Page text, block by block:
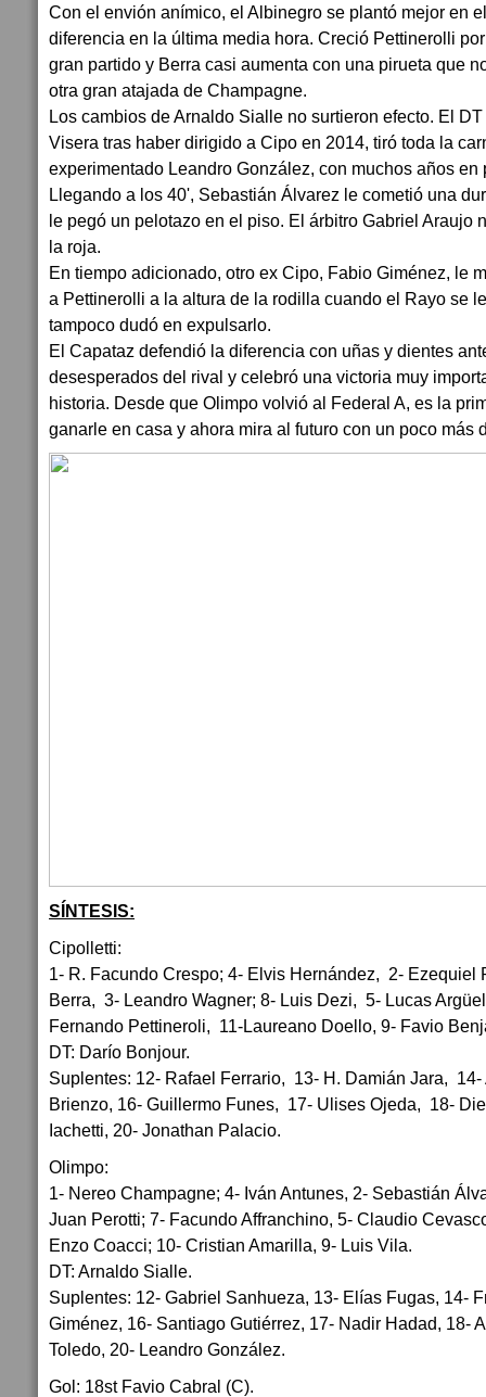
Con el envión anímico, el Albinegro se plantó mejor en
diferencia en la última media hora. Creció Pettinerolli
gran partido y Berra casi aumenta con una pirueta que
otra gran atajada de Champagne.
Los cambios de Arnaldo Sialle no surtieron efecto. El
Visera tras haber dirigido a Cipo en 2014, tiró toda la
experimentado Leandro González, con muchos años en
Llegando a los 40', Sebastián Álvarez le cometió una
le pegó un pelotazo en el piso. El árbitro Gabriel Araujo
la roja.
En tiempo adicionado, otro ex Cipo, Fabio Giménez, le
a Pettinerolli a la altura de la rodilla cuando el Rayo se
tampoco dudó en expulsarlo.
El Capataz defendió la diferencia con uñas y dientes
desesperados del rival y celebró una victoria muy
historia. Desde que Olimpo volvió al Federal A, es la
ganarle en casa y ahora mira al futuro con un poco más
SÍNTESIS:
Cipolletti:
1- R. Facundo Crespo; 4- Elvis Hernández, 2- Ezequiel
Berra, 3- Leandro Wagner; 8- Luis Dezi, 5- Lucas
Fernando Pettineroli, 11-Laureano Doello, 9- Favio
DT: Darío Bonjour.
Suplentes: 12- Rafael Ferrario, 13- H. Damián Jara, 14-
Brienzo, 16- Guillermo Funes, 17- Ulises Ojeda, 18-
Iachetti, 20- Jonathan Palacio.
Olimpo:
1- Nereo Champagne; 4- Iván Antunes, 2- Sebastián
Juan Perotti; 7- Facundo Affranchino, 5- Claudio
Enzo Coacci; 10- Cristian Amarilla, 9- Luis Vila.
DT: Arnaldo Sialle.
Suplentes: 12- Gabriel Sanhueza, 13- Elías Fugas, 14-
Giménez, 16- Santiago Gutiérrez, 17- Nadir Hadad, 18-
Toledo, 20- Leandro González.
Gol: 18st Favio Cabral (C).